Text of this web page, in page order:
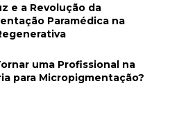
e a Revolução da
Paramédica na
uma Profissional na
para Micropigmentação?